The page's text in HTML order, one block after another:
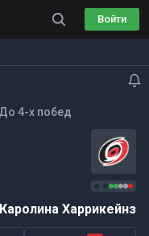
Войти
4-х побед
Каролина Харрикейнз